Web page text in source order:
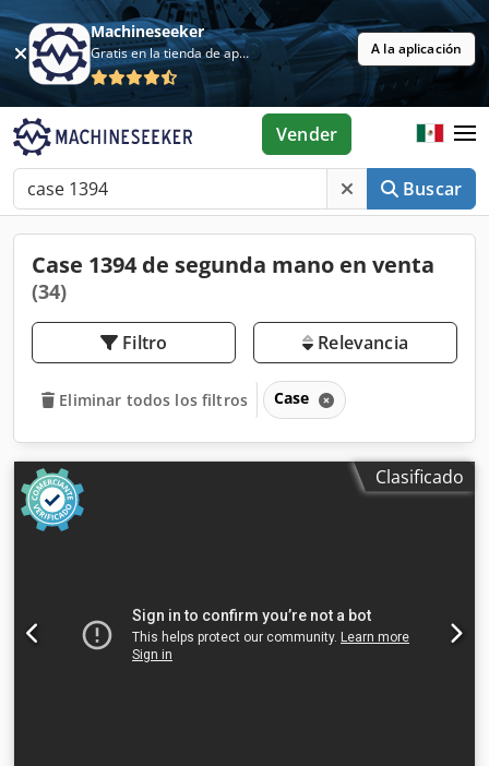
Machineseeker
Gratis en la tienda de aplicaciones A la aplicación
Buscar
Vender
Case 1394 de segunda mano en venta
(34)
Filtro Relevancia
Eliminar todos los filtros Case
Clasificado